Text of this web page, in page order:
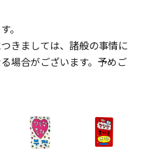
。
きましては、諸般の事情に
場合がございます。予めご